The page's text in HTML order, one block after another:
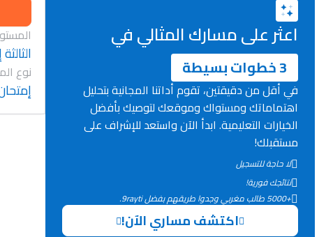
نوع
اعثر على مسارك المثالي في
3 خطوات بسيطة
في أقل من دقيقتين، تقوم أداتنا المجانية بتحليل
اهتماماتك ومستواك وموقعك لتوصيك بأفضل
الخيارات التعليمية. ابدأ الآن واستعد للإشراف على
مستقبلك!
لا حاجة للتسجيل
نتائجك فورية!
+5000 طالب مغربي وجدوا طريقهم بفضل 9rayti.
اكتشف مساري الآن!